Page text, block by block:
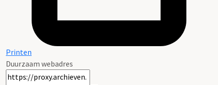
Printen
Duurzaam webadres